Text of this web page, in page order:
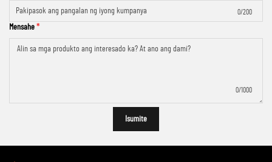
0/200
Mensahe
0/1000
Isumite